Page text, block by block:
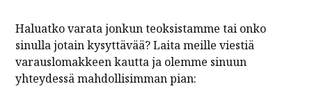
Haluatko varata jonkun teoksistamme tai onko
sinulla jotain kysyttävää? Laita meille viestiä
varauslomakkeen kautta ja olemme sinuun
yhteydessä mahdollisimman pian: